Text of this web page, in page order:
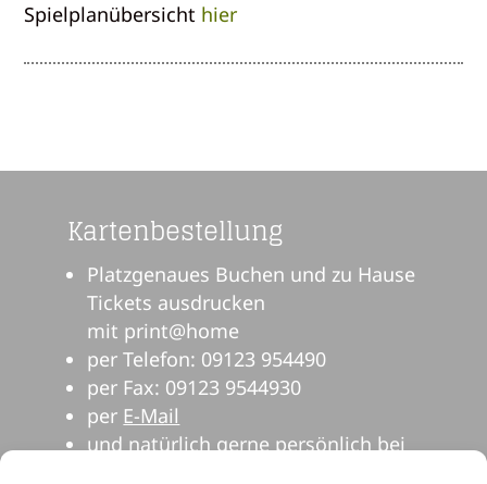
Spielplanübersicht hier
Kartenbestellung
Platzgenaues Buchen und zu Hause
Tickets ausdrucken
mit print@home
per Telefon: 09123 954490
per Fax: 09123 9544930
per E-Mail
und natürlich gerne persönlich bei